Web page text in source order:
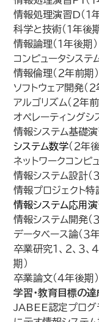
情報処理演習D（１
科学と技術（１年後期
情報論理（１年後期）
コンピュータシステム
情報倫理（２年前期）
ソフトウェア開発（２
アルゴリズム（２年前
オペレーティングシ
情報システム基礎
システム数学（２年
ネットワークコンピ
情報システム設計（
情報プロジェクト特
情報システム応用演
情報システム開発（
データベース論（３
卒業研究１、２、３、
期）
卒業論文（４年後期）
学習･教育目標の
JABEE認定プログ